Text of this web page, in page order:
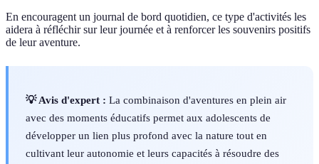
En encouragent un journal de bord quotidien, ce type d'activités les
aidera à réfléchir sur leur journée et à renforcer les souvenirs positifs
de leur aventure.
💡 Avis d'expert : La combinaison d'aventures en plein air
avec des moments éducatifs permet aux adolescents de
développer un lien plus profond avec la nature tout en
cultivant leur autonomie et leurs capacités à résoudre des